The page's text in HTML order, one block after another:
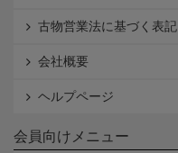
古物営業法に基づく表記
会社概要
ヘルプページ
会員向けメニュー